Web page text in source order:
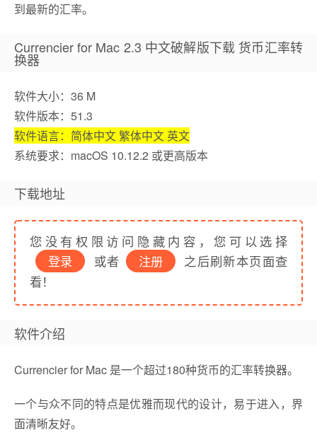
到最新的汇率。
Currencier for Mac 2.3 中文破解版下载 货币汇率转
换器
软件大小：36 M
软件版本：51.3
软件语言：简体中文 繁体中文 英文
系统要求：macOS 10.12.2 或更高版本
下载地址
您没有权限访问隐藏内容，您可以选择
登录
或者 注册
之后刷新本页面查
看！
软件介绍
Currencier for Mac 是一个超过180种货币的汇率转换器。
一个与众不同的特点是优雅而现代的设计，易于进入，界
面清晰友好。